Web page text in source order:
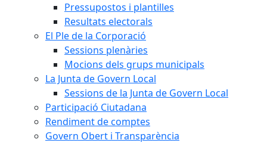
Pressupostos i plantilles
Resultats electorals
El Ple de la Corporació
Sessions plenàries
Mocions dels grups municipals
La Junta de Govern Local
Sessions de la Junta de Govern Local
Participació Ciutadana
Rendiment de comptes
Govern Obert i Transparència